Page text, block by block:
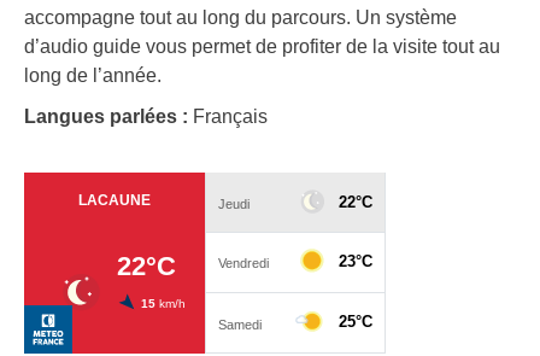
accompagne tout au long du parcours. Un système
d’audio guide vous permet de profiter de la visite tout au
long de l’année.
Langues parlées : Français